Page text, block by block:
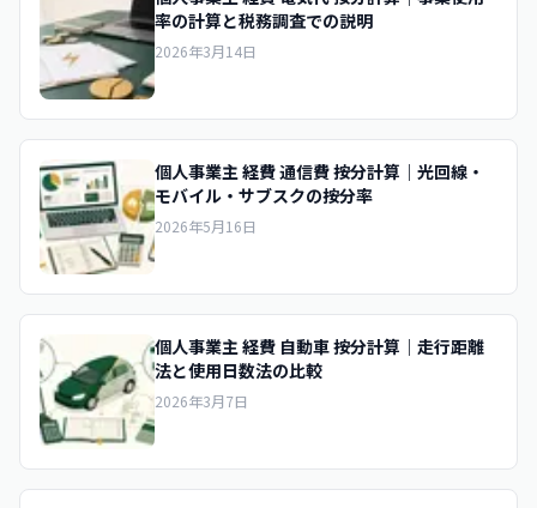
率の計算と税務調査での説明
2026年3月14日
個人事業主 経費 通信費 按分計算｜光回線・
モバイル・サブスクの按分率
2026年5月16日
個人事業主 経費 自動車 按分計算｜走行距離
法と使用日数法の比較
2026年3月7日